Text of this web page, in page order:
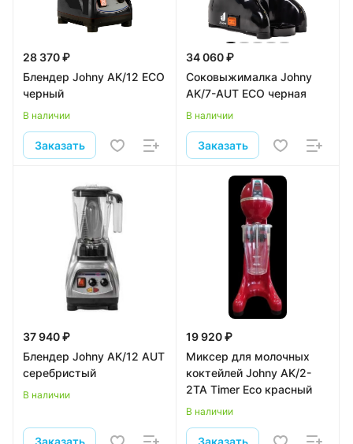
28 370 ₽
Блендер Johny AK/12 ECO
черный
В наличии
Заказать
34 060 ₽
Соковыжималка Johny
AK/7-AUT ECO черная
В наличии
Заказать
37 940 ₽
Блендер Johny AK/12 AUT
серебристый
В наличии
Заказать
19 920 ₽
Миксер для молочных
коктейлей Johny AK/2-
2TA Timer Eco красный
В наличии
Заказать